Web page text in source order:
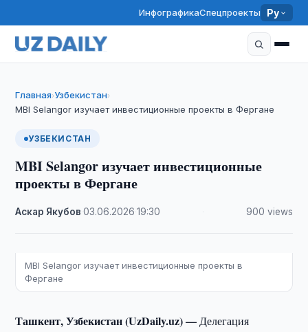
ИнфографикаСпецпроекты Ру
Главная›Узбекистан›
MBI Selangor изучает инвестиционные проекты в Фергане
УЗБЕКИСТАН
MBI Selangor изучает инвестиционные
проекты в Фергане
Аскар Якубов ·03.06.2026 ·19:30 900 views
MBI Selangor изучает инвестиционные проекты в
Фергане
Ташкент, Узбекистан (UzDaily.uz) —Делегация